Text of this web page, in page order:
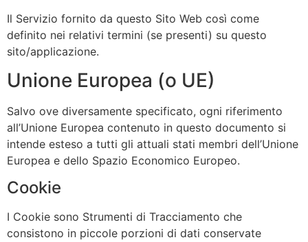
Il Servizio fornito da questo Sito Web così come
definito nei relativi termini (se presenti) su questo
sito/applicazione.
Unione Europea (o UE)
Salvo ove diversamente specificato, ogni riferimento
all’Unione Europea contenuto in questo documento si
intende esteso a tutti gli attuali stati membri dell’Unione
Europea e dello Spazio Economico Europeo.
Cookie
I Cookie sono Strumenti di Tracciamento che
consistono in piccole porzioni di dati conservate